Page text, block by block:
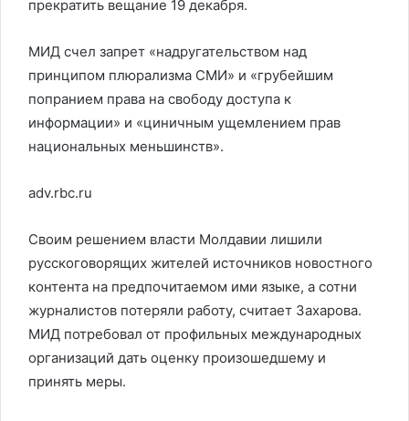
прекратить вещание 19 декабря.
МИД счел запрет «надругательством над
принципом плюрализма СМИ» и «грубейшим
попранием права на свободу доступа к
информации» и «циничным ущемлением прав
национальных меньшинств».
adv.rbc.ru
Своим решением власти Молдавии лишили
русскоговорящих жителей источников новостного
контента на предпочитаемом ими языке, а сотни
журналистов потеряли работу, считает Захарова.
МИД потребовал от профильных международных
организаций дать оценку произошедшему и
принять меры.